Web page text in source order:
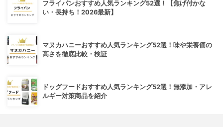
フライパンおすすめ人気ランキング52選！【焦げ付かな
い・長持ち！2026最新】
マヌカハニーおすすめ人気ランキング52選！味や栄養価の
高さを徹底比較・検証
ドッグフードおすすめ人気ランキング52選！無添加・アレ
ルギー対策商品を紹介